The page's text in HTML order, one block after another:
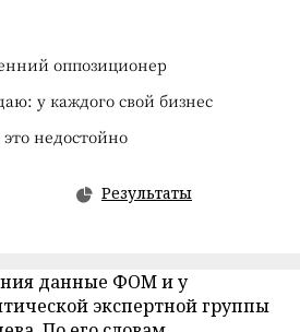
оппозиционер
у каждого свой бизнес
недостойно
Результаты
данные ФОМ и у
экспертной группы